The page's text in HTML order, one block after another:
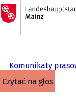
Przejdź do treści
Do
strony
głównej
Komunikaty
czytać na głos